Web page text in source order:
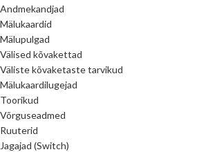
Andmekandjad
Mälukaardid
Mälupulgad
Välised kõvakettad
Väliste kõvaketaste tarvikud
Mälukaardilugejad
Toorikud
Võrguseadmed
Ruuterid
Jagajad (Switch)